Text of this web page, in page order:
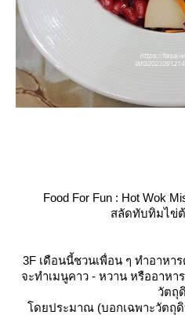
Food For Fun : Hot Wok
สลัดทับทิมไข่
3F เดือนนี้ชวนเพื่อน ๆ ทำอาหา
จะทำเมนูคาว - หวาน หรืออาหา
วัตถุ
ดยประมาณ (บอกเฉพาะวัตถุดิ